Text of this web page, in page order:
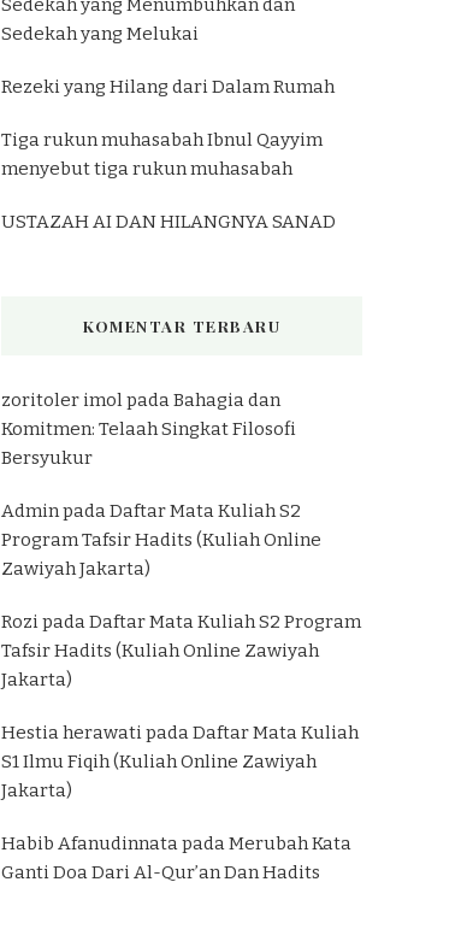
Sedekah yang Menumbuhkan dan
Sedekah yang Melukai
Rezeki yang Hilang dari Dalam Rumah
Tiga rukun muhasabah Ibnul Qayyim
menyebut tiga rukun muhasabah
USTAZAH AI DAN HILANGNYA SANAD
KOMENTAR TERBARU
zoritoler imolpadaBahagia dan
Komitmen: Telaah Singkat Filosofi
Bersyukur
AdminpadaDaftar Mata Kuliah S2
Program Tafsir Hadits (Kuliah Online
Zawiyah Jakarta)
RozipadaDaftar Mata Kuliah S2 Program
Tafsir Hadits (Kuliah Online Zawiyah
Jakarta)
Hestia herawatipadaDaftar Mata Kuliah
S1 Ilmu Fiqih (Kuliah Online Zawiyah
Jakarta)
Habib AfanudinnatapadaMerubah Kata
Ganti Doa Dari Al-Qur’an Dan Hadits